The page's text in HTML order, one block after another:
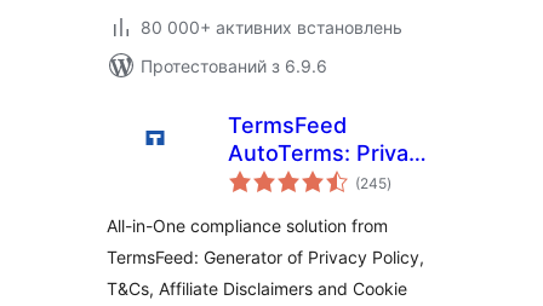
80 000+ активних встановлень
Протестований з 6.9.6
TermsFeed
AutoTerms: Privacy
Policy Generator,
GDPR, CCPA,
Terms &
Conditions,
(245загальний
рейтинг
)
All-in-One compliance solution from
TermsFeed: Generator of Privacy Policy,
T&Cs, Affiliate Disclaimers and Cookie